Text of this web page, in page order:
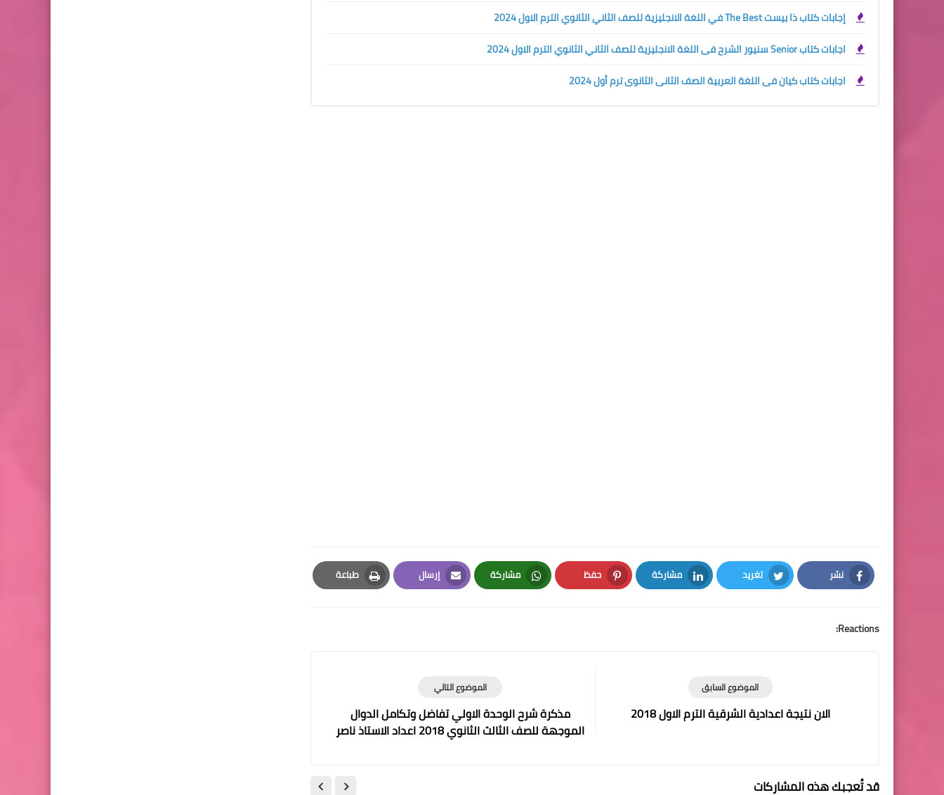
إجابات كتاب ذا بيست The Best في اللغة الانجليزية للصف الثاني الثانوي الترم الاول 2024
اجابات كتاب Senior سنيور الشرح فى اللغة الانجليزية للصف الثاني الثانوي الترم الاول 2024
اجابات كتاب كيان فى اللغة العربية الصف الثانى الثانوى ترم أول 2024
نشر
Facebook
تغريد
Twitter
مشاركة
LinkedIn
حفظ
Pinterest
مشاركة
Whatsapp
إرسال
Email
طباعة
Print
Reactions:
الموضوع التالي
مذكرة شرح الوحدة الاولي تفاضل وتكامل الدوال
الموجهة للصف الثالث الثانوي 2018 اعداد الاستاذ ناصر
ابوزيد
الموضوع السابق
الان نتيجة اعدادية الشرقية الترم الاول 2018
قد تُعجبك هذه المشاركات